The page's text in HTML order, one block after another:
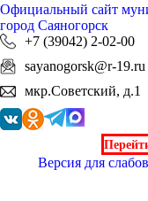
Официальный сайт
город Саяногорск
+7 (39042) 2-02-00
sayanogorsk@r-19.ru
мкр.Советский, д.1
Версия для